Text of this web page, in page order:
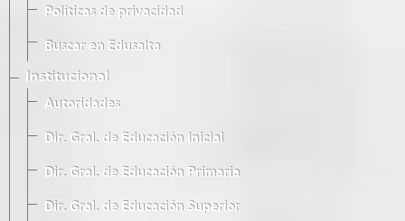
Políticas de privacidad
Buscar en Edusalta
Institucional
Autoridades
Dir. Gral. de Educación Inicial
Dir. Gral. de Educación Primaria
Dir. Gral. de Educación Superior